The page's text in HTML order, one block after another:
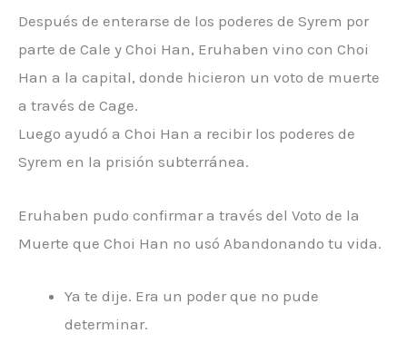
Después de enterarse de los poderes de Syrem por
parte de Cale y Choi Han, Eruhaben vino con Choi
Han a la capital, donde hicieron un voto de muerte
a través de Cage.
Luego ayudó a Choi Han a recibir los poderes de
Syrem en la prisión subterránea.
Eruhaben pudo confirmar a través del Voto de la
Muerte que Choi Han no usó Abandonando tu vida.
Ya te dije. Era un poder que no pude
determinar.